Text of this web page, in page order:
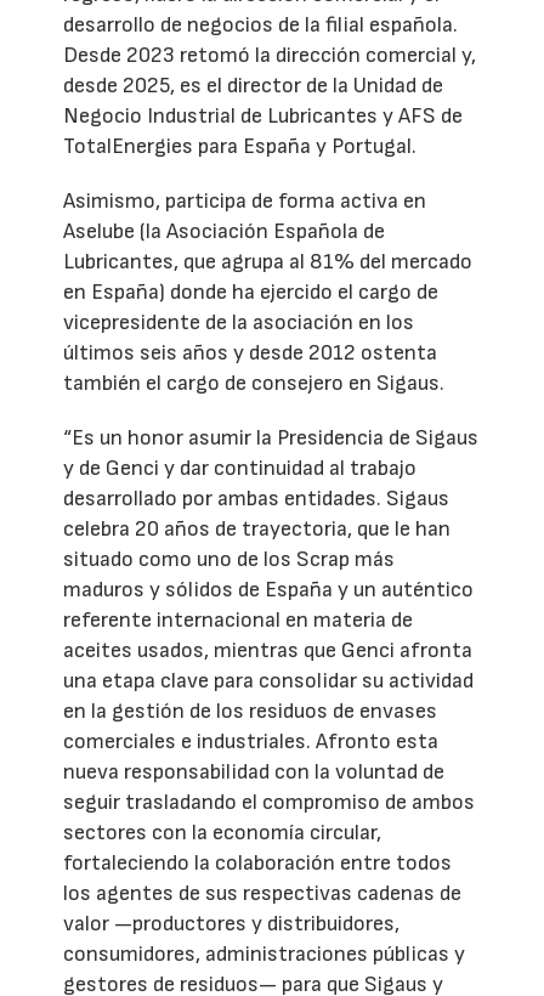
desarrollo de negocios de la filial española.
Desde 2023 retomó la dirección comercial y,
desde 2025, es el director de la Unidad de
Negocio Industrial de Lubricantes y AFS de
TotalEnergies para España y Portugal.
Asimismo, participa de forma activa en
Aselube (la Asociación Española de
Lubricantes, que agrupa al 81% del mercado
en España) donde ha ejercido el cargo de
vicepresidente de la asociación en los
últimos seis años y desde 2012 ostenta
también el cargo de consejero en Sigaus.
“Es un honor asumir la Presidencia de Sigaus
y de Genci y dar continuidad al trabajo
desarrollado por ambas entidades. Sigaus
celebra 20 años de trayectoria, que le han
situado como uno de los Scrap más
maduros y sólidos de España y un auténtico
referente internacional en materia de
aceites usados, mientras que Genci afronta
una etapa clave para consolidar su actividad
en la gestión de los residuos de envases
comerciales e industriales. Afronto esta
nueva responsabilidad con la voluntad de
seguir trasladando el compromiso de ambos
sectores con la economía circular,
fortaleciendo la colaboración entre todos
los agentes de sus respectivas cadenas de
valor —productores y distribuidores,
consumidores, administraciones públicas y
gestores de residuos— para que Sigaus y